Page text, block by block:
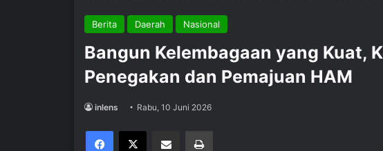
Berita Daerah Nasional
Bangun Kelembagaan yang Kuat,
Penegakan dan Pemajuan HAM
inlens Rabu, 10 Juni 2026
Facebook
X Share via Email Print